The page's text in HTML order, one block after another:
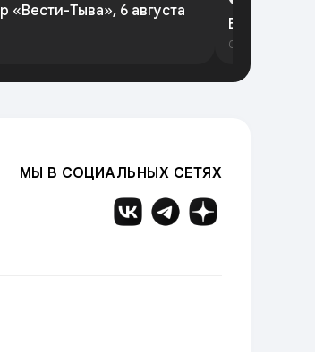
«Вести-Тыва», 6 августа
Вести-Тыва
05.08.2026
МЫ В СОЦИАЛЬНЫХ СЕТЯХ